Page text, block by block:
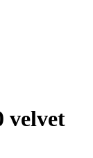
velvet